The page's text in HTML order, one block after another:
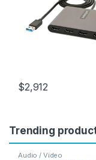
$2,912
Trending
Audio / Video